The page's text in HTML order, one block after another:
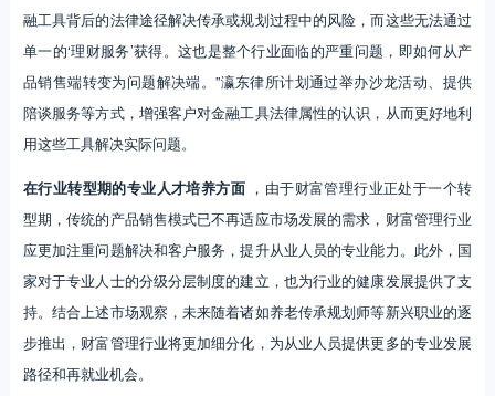
融工具背后的法律途径解决传承或规划过程中的风险，而这些无法通过
单一的‘理财服务’获得。这也是整个行业面临的严重问题，即如何从产
品销售端转变为问题解决端。”瀛东律所计划通过举办沙龙活动、提供
陪谈服务等方式，增强客户对金融工具法律属性的认识，从而更好地利
用这些工具解决实际问题。
在行业转型期的专业人才培养方面 ，由于财富管理行业正处于一个转
型期，传统的产品销售模式已不再适应市场发展的需求，财富管理行业
应更加注重问题解决和客户服务，提升从业人员的专业能力。此外，国
家对于专业人士的分级分层制度的建立，也为行业的健康发展提供了支
持。结合上述市场观察，未来随着诸如养老传承规划师等新兴职业的逐
步推出，财富管理行业将更加细分化，为从业人员提供更多的专业发展
路径和再就业机会。